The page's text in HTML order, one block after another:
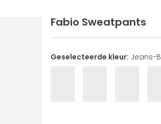
Fabio Sweatpants
Geselecteerde kleur: Jeans-